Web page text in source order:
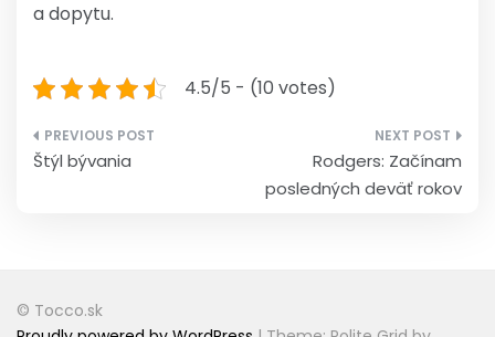
a dopytu.
4.5/5 - (10 votes)
Navigace
pro
Štýl bývania
Rodgers: Začínam
posledných deväť rokov
© Tocco.sk